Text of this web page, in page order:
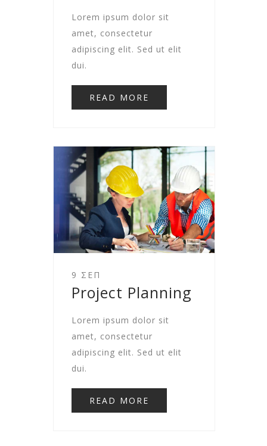
Lorem ipsum dolor sit
amet, consectetur
adipiscing elit. Sed ut elit
dui.
READ MORE
9 ΣΕΠ
Project Planning
Lorem ipsum dolor sit
amet, consectetur
adipiscing elit. Sed ut elit
dui.
READ MORE